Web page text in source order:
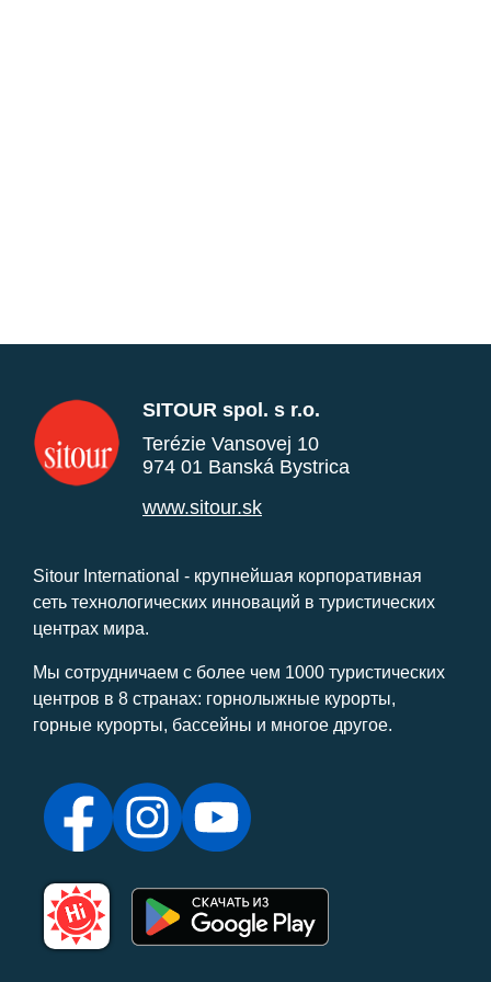
SITOUR spol. s r.o.
Terézie Vansovej 10
974 01 Banská Bystrica
www.sitour.sk
Sitour International - крупнейшая корпоративная
сеть технологических инноваций в туристических
центрах мира.
Мы сотрудничаем с более чем 1000 туристических
центров в 8 странах: горнолыжные курорты,
горные курорты, бассейны и многое другое.